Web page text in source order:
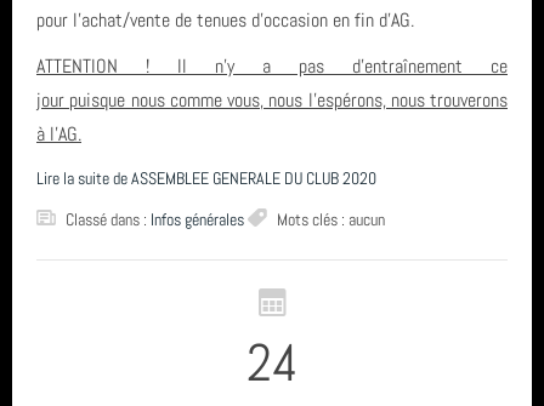
pour l'achat/vente de tenues d'occasion en fin d'AG.
ATTENTION ! Il n'y a pas d'entraînement ce
jour puisque nous comme vous, nous l'espérons, nous trouverons
à l'AG.
Lire la suite de ASSEMBLEE GENERALE DU CLUB 2020
Classé dans : Infos générales Mots clés : aucun
24